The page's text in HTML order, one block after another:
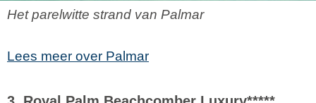
Het parelwitte strand van Palmar
Lees meer over Palmar